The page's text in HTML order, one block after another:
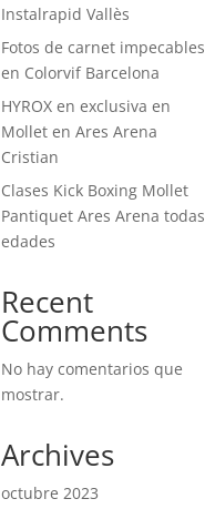
Instalrapid Vallès
Fotos de carnet impecables
en Colorvif Barcelona
HYROX en exclusiva en
Mollet en Ares Arena
Cristian
Clases Kick Boxing Mollet
Pantiquet Ares Arena todas
edades
Recent
Comments
No hay comentarios que
mostrar.
Archives
octubre 2023